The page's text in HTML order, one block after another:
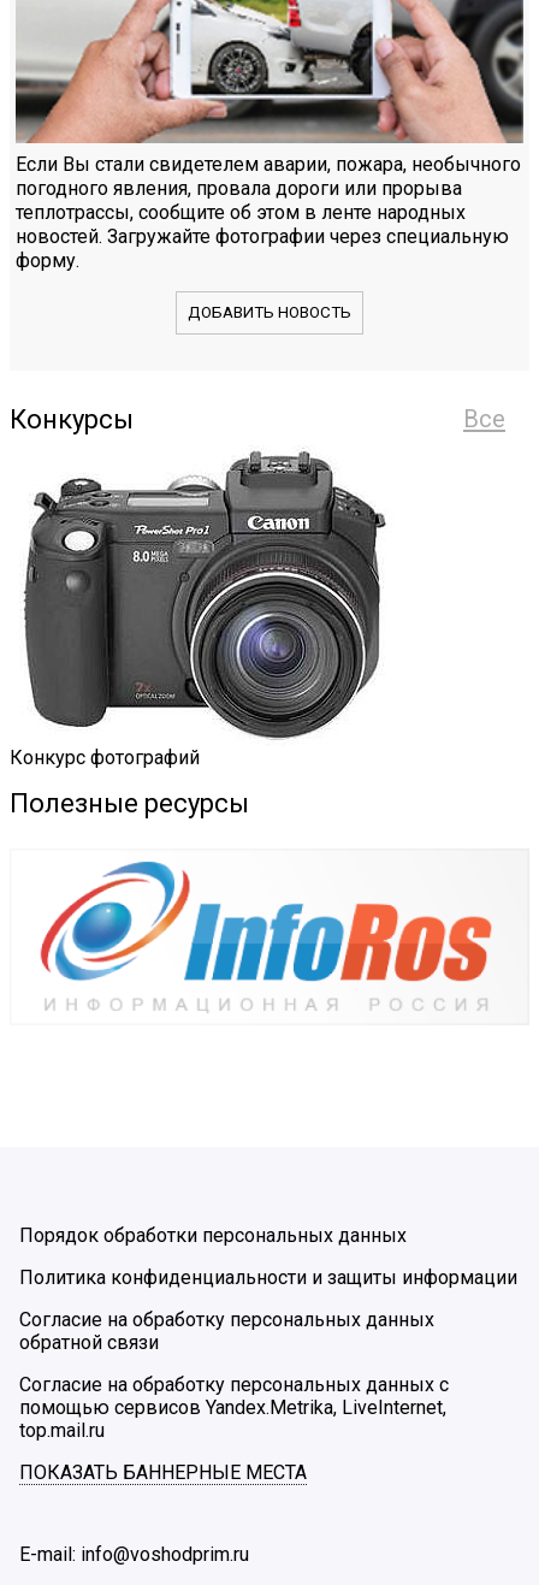
Если Вы стали свидетелем аварии, пожара, необычного
погодного явления, провала дороги или прорыва
теплотрассы, сообщите об этом в ленте народных
новостей. Загружайте фотографии через специальную
форму.
ДОБАВИТЬ НОВОСТЬ
Все
Конкурсы
Конкурс фотографий
Полезные ресурсы
Порядок обработки персональных данных
Политика конфиденциальности и защиты информации
Согласие на обработку персональных данных
обратной связи
Согласие на обработку персональных данных с
помощью сервисов Yandex.Metrika, LiveInternet,
top.mail.ru
ПОКАЗАТЬ БАННЕРНЫЕ МЕСТА
E-mail: info@voshodprim.ru